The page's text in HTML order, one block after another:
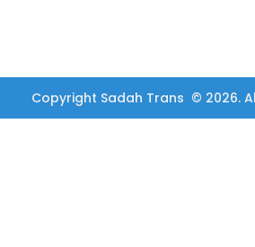
Copyright Sadah Trans © 2026.